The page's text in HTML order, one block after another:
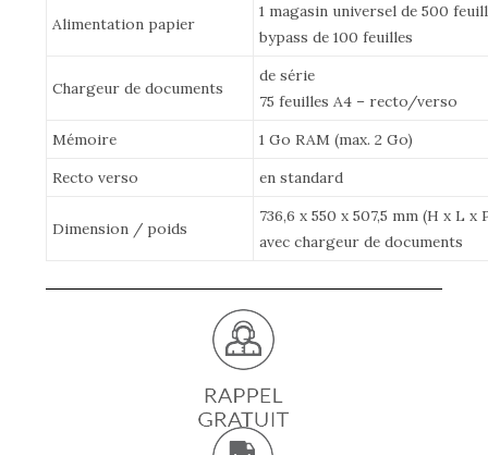
Alimentation papier
1 magasin universel de 500
bypass de 100 feuilles
Chargeur de documents
de série
75 feuilles A4 – recto/verso
Mémoire
1 Go RAM (max. 2 Go)
Recto verso
en standard
Dimension / poids
736,6 x 550 x 507,5 mm (H x L x
avec chargeur de documents